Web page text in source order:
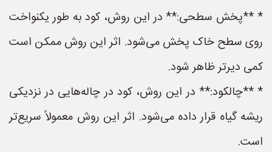
* **پخش سطحی:** در این روش، کود به طور یکنواخت
روی سطح خاک پخش می‌شود. اثر این روش ممکن است
کمی دیرتر ظاهر شود.
* **چالکود:** در این روش، کود در چاله‌هایی در نزدیکی
ریشه گیاه قرار داده می‌شود. اثر این روش معمولاً سریع‌تر
است.